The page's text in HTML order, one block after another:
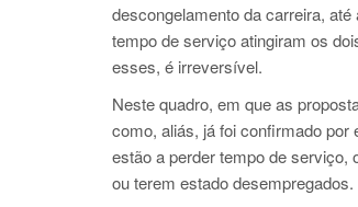
descongelamento da carreira,
tempo de serviço atingiram os
esses, é irreversível.
Neste quadro, em que as
como, aliás, já foi confirmado por
estão a perder tempo de serviço,
ou terem estado desempregados.